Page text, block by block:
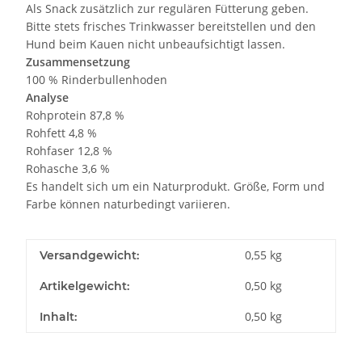
Als Snack zusätzlich zur regulären Fütterung geben.
Bitte stets frisches Trinkwasser bereitstellen und den
Hund beim Kauen nicht unbeaufsichtigt lassen.
Zusammensetzung
100 % Rinderbullenhoden
Analyse
Rohprotein 87,8 %
Rohfett 4,8 %
Rohfaser 12,8 %
Rohasche 3,6 %
Es handelt sich um ein Naturprodukt. Größe, Form und
Farbe können naturbedingt variieren.
Versandgewicht: 0,55 kg
Artikelgewicht: 0,50 kg
Inhalt: 0,50 kg